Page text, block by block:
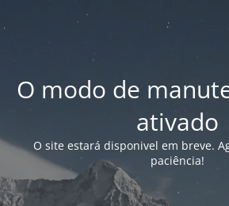
O modo de
ativado
O site estará disponivel em breve.
paciência!